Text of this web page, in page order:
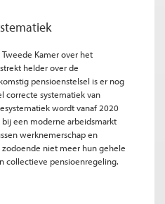
Kamer over het
helder over de
pensioenstelsel is er nog
correcte systematiek van
wordt vanaf 2020
een moderne arbeidsmarkt
werknemerschap en
niet meer hun gehele
collectieve pensioenregeling.